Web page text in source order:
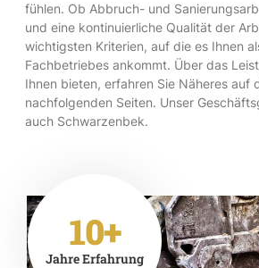
fühlen. Ob Abbruch- und
und eine kontinuierliche Qualität der
wichtigsten Kriterien, auf die es Ihnen
Fachbetriebes ankommt. Über das
Ihnen bieten, erfahren Sie Näheres auf
nachfolgenden Seiten. Unser
auch Schwarzenbek.
10+
Jahre Erfahrung